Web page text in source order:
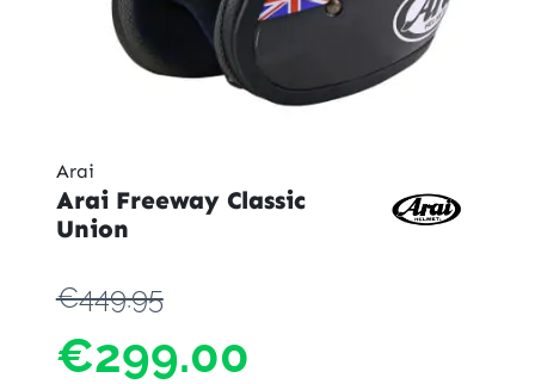
Arai
Arai Freeway Classic
Union
€449.95
€299.00